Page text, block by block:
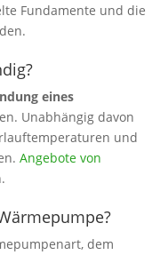
Fundamente und die
eines
Unabhängig davon
und
Angebote von
dem